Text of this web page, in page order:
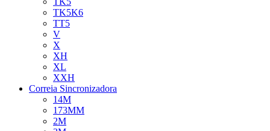
TK5K6
TT5
V
X
XH
XL
XXH
Correia Sincronizadora
14M
173MM
2M